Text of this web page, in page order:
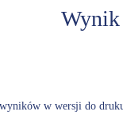
w wersji do